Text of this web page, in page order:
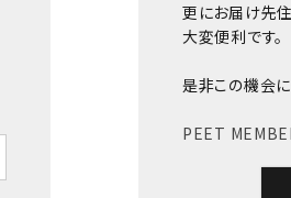
更にお届け先
大変便利です。
是非この機会
PEET